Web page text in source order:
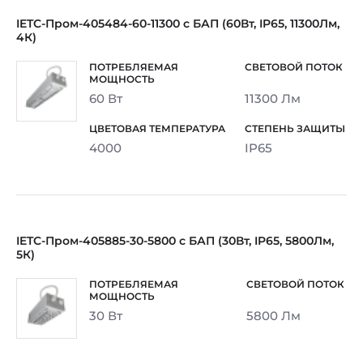
IETC-Пром-405484-60-11300 с БАП (60Вт, IP65, 11300Лм,
4К)
60 Вт 11300 Лм
4000 IP65
IETC-Пром-405885-30-5800 с БАП (30Вт, IP65, 5800Лм,
5К)
30 Вт 5800 Лм